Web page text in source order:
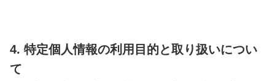
4. 特定個人情報の利用目的と取り扱いについ
て